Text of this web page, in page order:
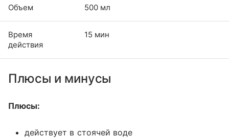
Объем 500 мл
Время
действия
15 мин
Плюсы и минусы
Плюсы:
действует в стоячей воде